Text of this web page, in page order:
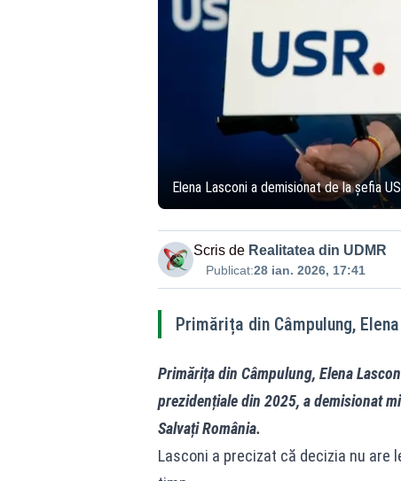
Elena Lasconi a demisionat de la șefia
Scris de Realitatea din UDMR
Publicat:28 ian. 2026, 17:41
Primărița din Câmpulung,
Primărița din Câmpulung, Elena
prezidențiale din 2025, a demisionat
Salvați România.
Lasconi a precizat că decizia nu are